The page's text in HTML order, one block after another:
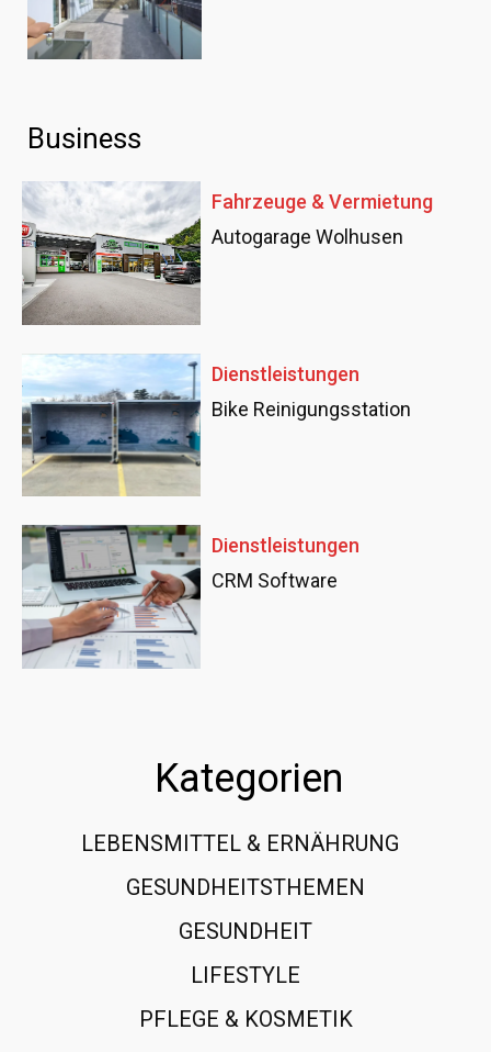
Business
Fahrzeuge & Vermietung
Autogarage Wolhusen
Dienstleistungen
Bike Reinigungsstation
Dienstleistungen
CRM Software
Kategorien
LEBENSMITTEL & ERNÄHRUNG
GESUNDHEITSTHEMEN
GESUNDHEIT
LIFESTYLE
PFLEGE & KOSMETIK